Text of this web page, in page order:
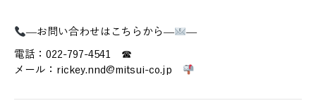
—お問い合わせはこちらから—
—
電話：022-797-4541 ☎
メール：rickey.nnd@mitsui-co.jp